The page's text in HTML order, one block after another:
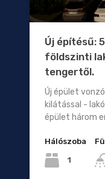
Új építésű:
földszinti
tengertől.
Új épület
kilátással -
épület három
Hálószoba
1